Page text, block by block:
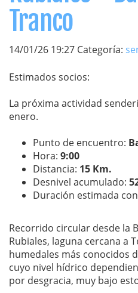
Tranco
14/01/26 19:27 Categoría:
Estimados socios:
La próxima actividad
enero.
Punto de encuentro:
Hora: 9:00
Distancia: 15 Km.
Desnivel acumulado:
Duración estimada
Recorrido circular desde la
Rubiales, laguna cercana a
humedales más conocidos
cuyo nivel hídrico
por desgracia, muy bajo